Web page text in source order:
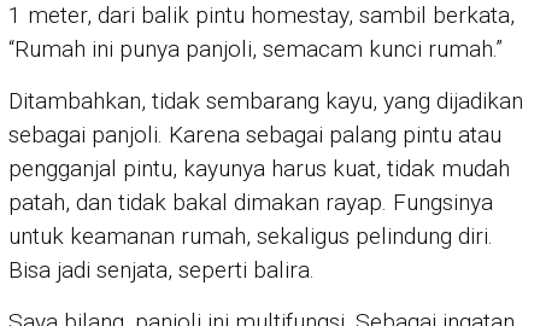
1 meter, dari balik pintu homestay, sambil berkata,
“Rumah ini punya panjoli, semacam kunci rumah.”
Ditambahkan, tidak sembarang kayu, yang dijadikan
sebagai panjoli. Karena sebagai palang pintu atau
pengganjal pintu, kayunya harus kuat, tidak mudah
patah, dan tidak bakal dimakan rayap. Fungsinya
untuk keamanan rumah, sekaligus pelindung diri.
Bisa jadi senjata, seperti balira.